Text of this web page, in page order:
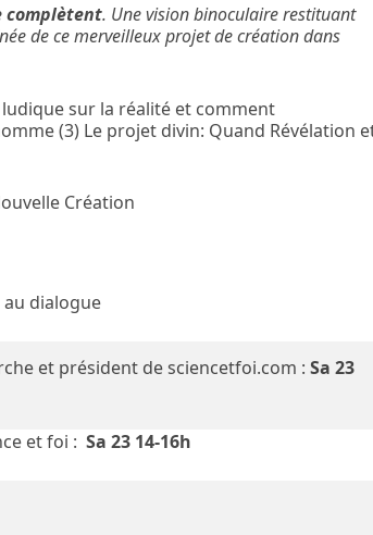
complètent. Une vision binoculaire restituant
de ce merveilleux projet de création dans
sur la réalité et comment
(3) Le projet divin: Quand Révélation
Création
dialogue
et président de sciencetfoi.com :Sa 23
et foi :Sa 23 14-16h